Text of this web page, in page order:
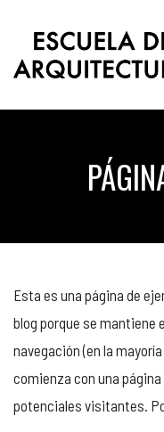
Esta es una página de
blog porque se mantiene
navegación (en la
comienza con una
potenciales visitantes.